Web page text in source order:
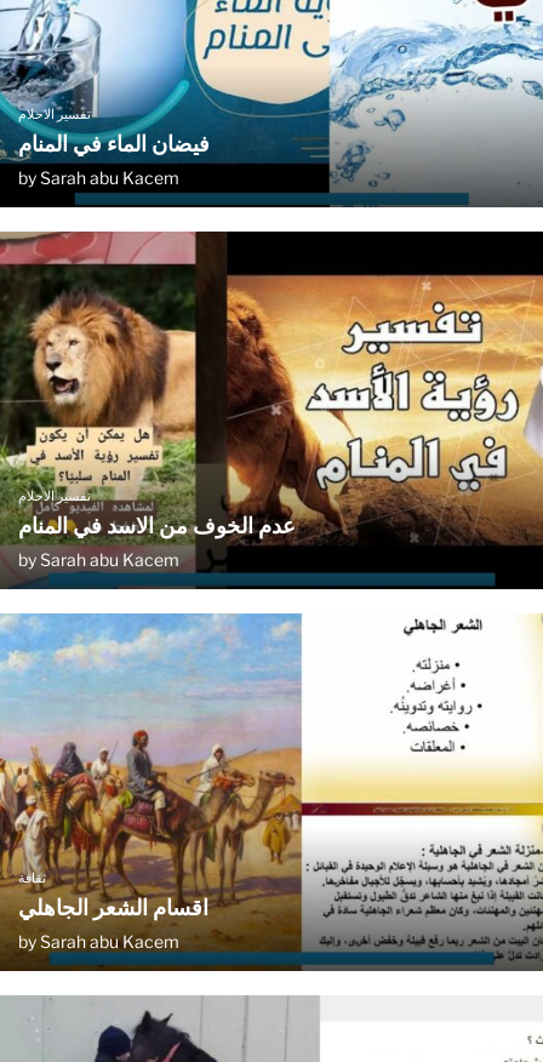
تفسير الاحلام
فيضان الماء في المنام
bySarah abu Kacem
تفسير الاحلام
عدم الخوف من الاسد في المنام
bySarah abu Kacem
ثقافة
اقسام الشعر الجاهلي
bySarah abu Kacem